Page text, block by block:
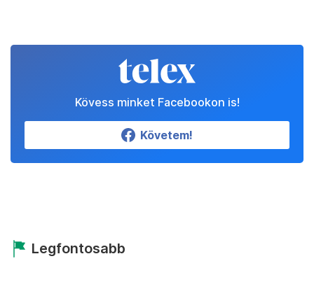
Kövess minket Facebookon is!
Követem!
Legfontosabb